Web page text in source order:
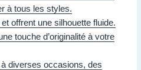
à tous les styles.
offrent une silhouette fluide.
touche d’originalité à votre
diverses occasions, des